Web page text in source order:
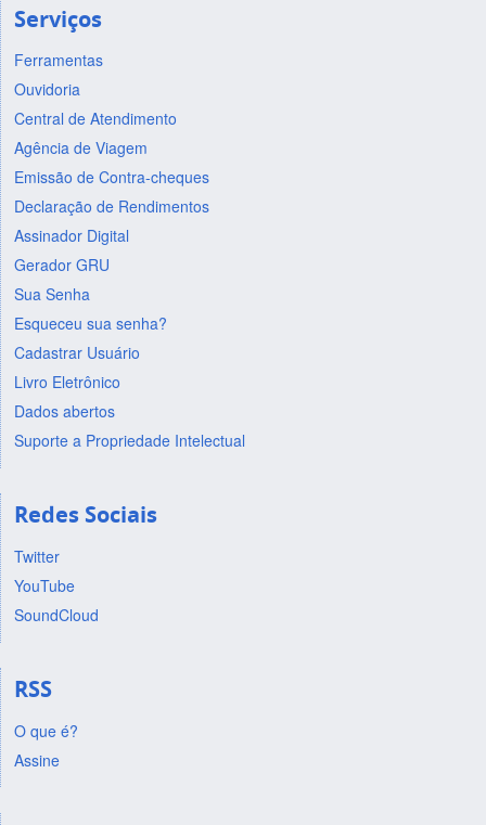
Serviços
Ferramentas
Ouvidoria
Central de Atendimento
Agência de Viagem
Emissão de Contra-cheques
Declaração de Rendimentos
Assinador Digital
Gerador GRU
Sua Senha
Esqueceu sua senha?
Cadastrar Usuário
Livro Eletrônico
Dados abertos
Suporte a Propriedade Intelectual
Redes Sociais
Twitter
YouTube
SoundCloud
RSS
O que é?
Assine